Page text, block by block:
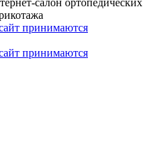
принимаются
принимаются